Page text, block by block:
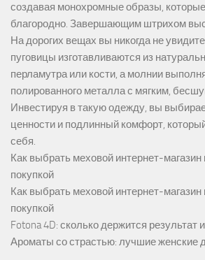
создавая монохромные образы,
благородно. Завершающим штрихом
На дорогих вещах вы никогда не
пуговицы изготавливаются из
перламутра или кости, а молнии
полированного металла с мягким,
Инвестируя в такую одежду, вы
ценности и подлинный комфорт,
себя.
Как выбрать меховой интернет-
покупкой
Как выбрать меховой интернет-
покупкой
Fotona 4D: сколько держится результат
Ароматы со страстью: лучшие женские